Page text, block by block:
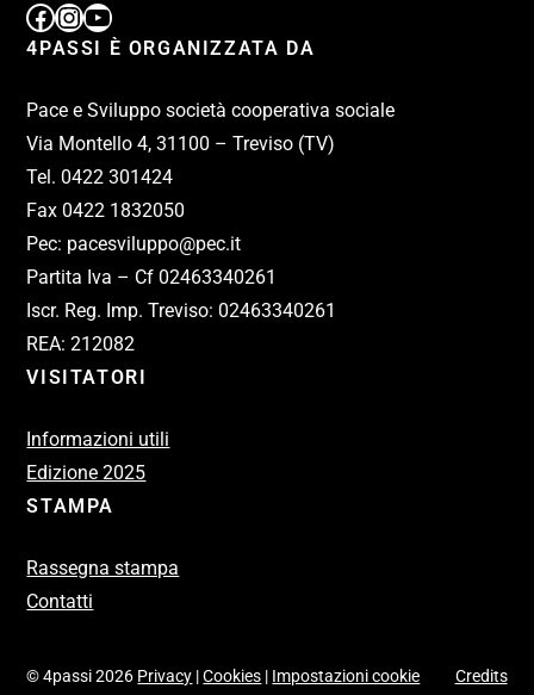
4PASSI È ORGANIZZATA DA
Pace e Sviluppo società cooperativa sociale
Via Montello 4, 31100 – Treviso (TV)
Tel. 0422 301424
Fax 0422 1832050
Pec: pacesviluppo@pec.it
Partita Iva – Cf 02463340261
Iscr. Reg. Imp. Treviso: 02463340261
REA: 212082
VISITATORI
Informazioni utili
Edizione 2025
STAMPA
Rassegna stampa
Contatti
© 4passi 2026 Privacy |Cookies | Impostazioni cookie Credits